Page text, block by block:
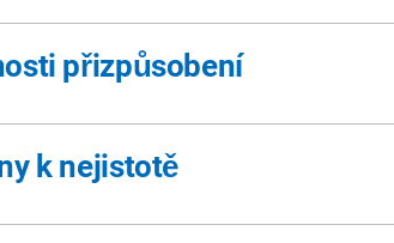
přizpůsobení
k nejistotě